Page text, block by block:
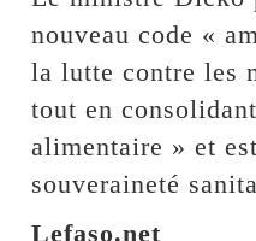
nouveau code «
la lutte contre les
tout en
alimentaire » et
souveraineté
Lefaso.net